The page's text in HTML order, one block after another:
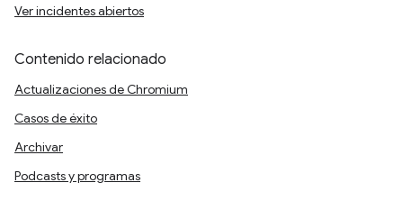
Ver incidentes abiertos
Contenido relacionado
Actualizaciones de Chromium
Casos de éxito
Archivar
Podcasts y programas